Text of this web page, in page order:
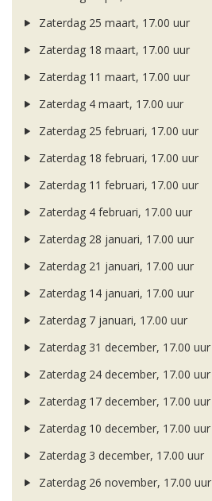
Zaterdag 25 maart, 17.00 uur
Zaterdag 18 maart, 17.00 uur
Zaterdag 11 maart, 17.00 uur
Zaterdag 4 maart, 17.00 uur
Zaterdag 25 februari, 17.00 uur
Zaterdag 18 februari, 17.00 uur
Zaterdag 11 februari, 17.00 uur
Zaterdag 4 februari, 17.00 uur
Zaterdag 28 januari, 17.00 uur
Zaterdag 21 januari, 17.00 uur
Zaterdag 14 januari, 17.00 uur
Zaterdag 7 januari, 17.00 uur
Zaterdag 31 december, 17.00 uur
Zaterdag 24 december, 17.00 uur
Zaterdag 17 december, 17.00 uur
Zaterdag 10 december, 17.00 uur
Zaterdag 3 december, 17.00 uur
Zaterdag 26 november, 17.00 uur